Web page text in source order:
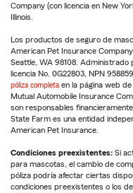
Company (con licencia en New
Illinois.
Los productos de seguro de
American Pet Insurance
Seattle, WA 98108. Administrado
licencia No. 0G22803, NPN
póliza completa en la página web
Mutual Automobile Insurance
son responsables
State Farm es una entidad
American Pet Insurance.
Condiciones preexistentes: Si
para mascotas, el cambio de
póliza podría afectar ciertas
condiciones preexistentes o los